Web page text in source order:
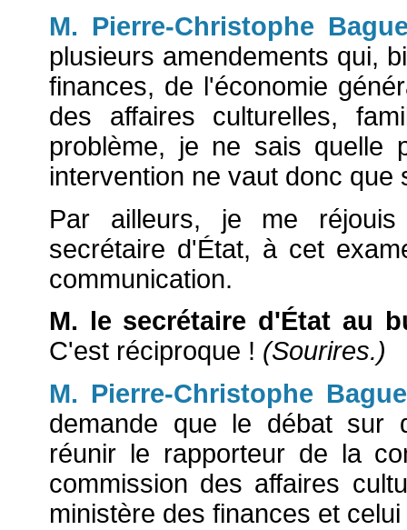
M. Pierre-Christophe
plusieurs amendements qui,
finances, de l'économie
des affaires culturelles,
problème, je ne sais quelle
intervention ne vaut donc
Par ailleurs, je me
secrétaire d'État, à cet
communication.
M. le secrétaire d'État au
C'est réciproque ! (Sourires.)
M. Pierre-Christophe
demande que le débat sur
réunir le rapporteur de la
commission des affaires
ministère des finances et